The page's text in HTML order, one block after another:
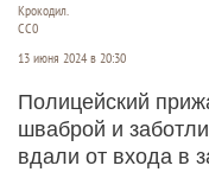
Крокодил.
СС0
13 июня 2024 в 20:30
Полицейский
шваброй и
вдали от входа в